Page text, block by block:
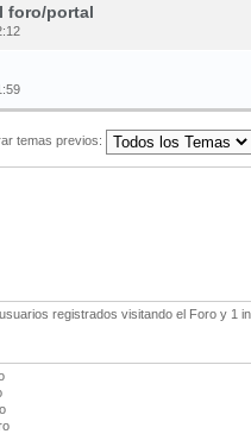
foro/portal
temas previos:
registrados visitando el Foro y 1